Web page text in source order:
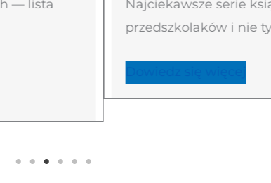
Najciekawsze serie książek dla
przedszkolaków i nie tylko